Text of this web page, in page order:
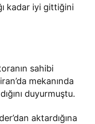
kadar iyi gittiğini
sahibi
mekanında
duyurmuştu.
aktardığına